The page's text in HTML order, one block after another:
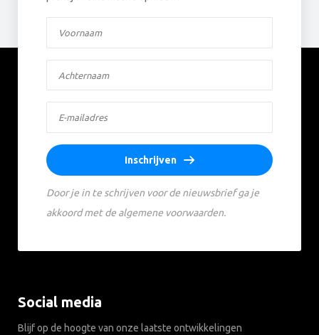
Inschrijven
Door je in te schrijven voor de nieuwsbrief ga je
akkoord met de algemene voorwaarden.
Social media
Blijf op de hoogte van onze laatste ontwikkelingen